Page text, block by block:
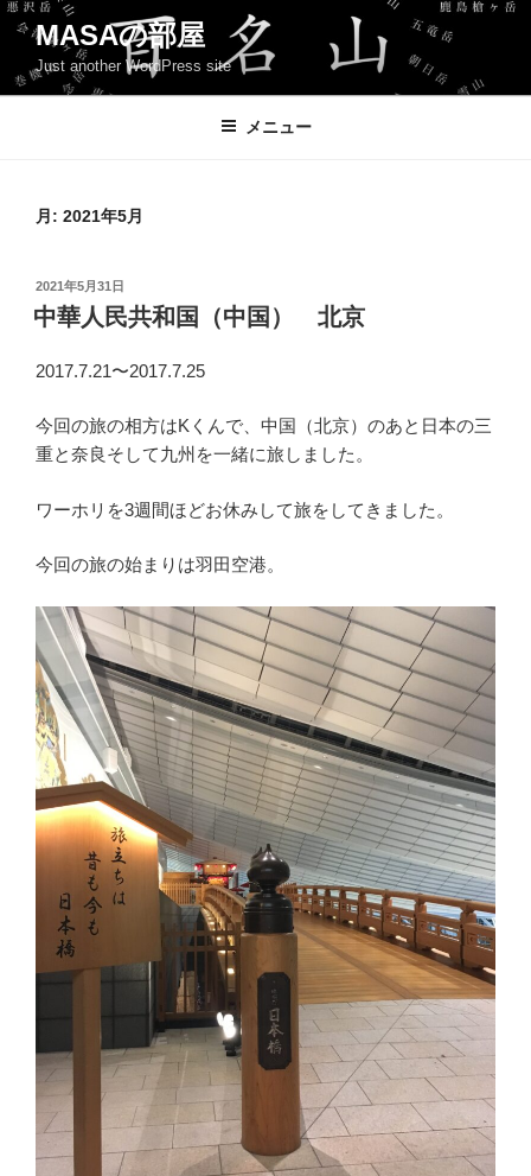
コ
ン
MASAの部屋
Just another WordPress site
メニュー
月: 2021年5月
投
稿
日:
2021年5月31日
中華人民共和国（中国） 北京
2017.7.21〜2017.7.25
今回の旅の相方はKくんで、中国（北京）のあと日本の三
重と奈良そして九州を一緒に旅しました。
ワーホリを3週間ほどお休みして旅をしてきました。
今回の旅の始まりは羽田空港。